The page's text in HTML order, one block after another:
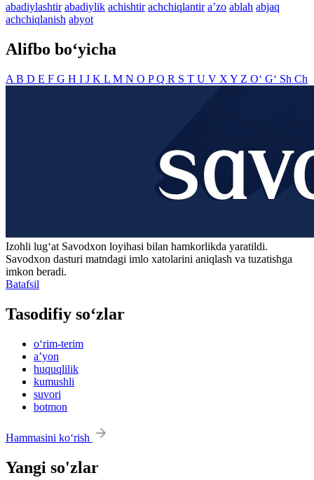
abadiylashtir abadiylik achishtir achchiqlantir aʼzo ablah abjaq
achchiqlanish abyot
Alifbo bo‘yicha
A B D E F G H I J K L M N O PQ R S T U V X Y Z O‘ G‘ Sh Ch
Izohli lugʻat Savodxon loyihasi bilan hamkorlikda yaratildi.
Savodxon dasturi matndagi imlo xatolarini aniqlash va tuzatishga
imkon beradi.
Batafsil
Tasodifiy so‘zlar
o‘rim-terim
aʼyon
huquqlilik
kumushli
suvori
botmon
Hammasini ko‘rish
Yangi so'zlar